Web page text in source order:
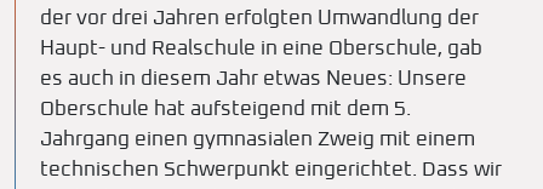
der vor drei Jahren erfolgten Umwandlung der
Haupt- und Realschule in eine Oberschule, gab
es auch in diesem Jahr etwas Neues: Unsere
Oberschule hat aufsteigend mit dem 5.
Jahrgang einen gymnasialen Zweig mit einem
technischen Schwerpunkt eingerichtet. Dass wir